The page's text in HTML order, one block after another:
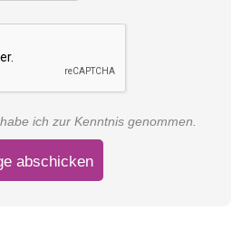
habe ich zur Kenntnis genommen.
abschicken